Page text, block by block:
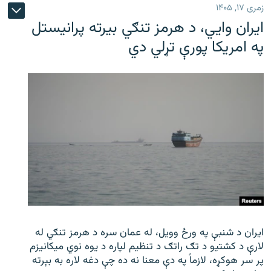
زمری ۱۷, ۱۴۰۵
ایران وایي، د هرمز تنګي بیرته پرانیستل
په امریکا پورې تړلي دي
ایران د شنبې په ورځ وویل، له عمان سره د هرمز تنګي له
لارې د کشتیو د تګ راتګ د تنظیم لپاره د یوه نوي میکانیزم
پر سر هوکړه، لازماً په دې معنا نه ده چې دغه لاره به بېرته